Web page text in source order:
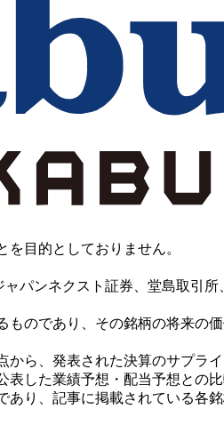
目的としておりません。
ンネクスト証券、堂島取引所、
のであり、その銘柄の将来の
ら、発表された決算のサプラ
した業績予想・配当予想との
り、記事に掲載されている各